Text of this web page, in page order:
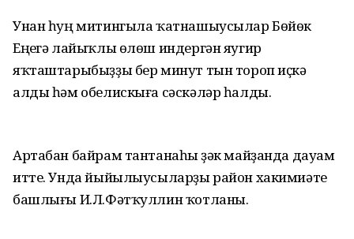
Унан һуң митингыла ҡатнашыусылар Бөйөк
Еңеүгә лайыҡлы өлөш индергән яугир
яҡташтарыбыҙҙы бер минут тын тороп иҫкә
алды һәм обелискыға сәскәләр һалды.
Артабан байрам тантанаһы үҙәк майҙанда дауам
итте. Унда йыйылыусыларҙы район хакимиәте
башлығы И.Л.Фәтҡуллин ҡотланы.